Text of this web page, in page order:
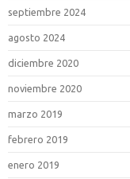
septiembre 2024
agosto 2024
diciembre 2020
noviembre 2020
marzo 2019
febrero 2019
enero 2019